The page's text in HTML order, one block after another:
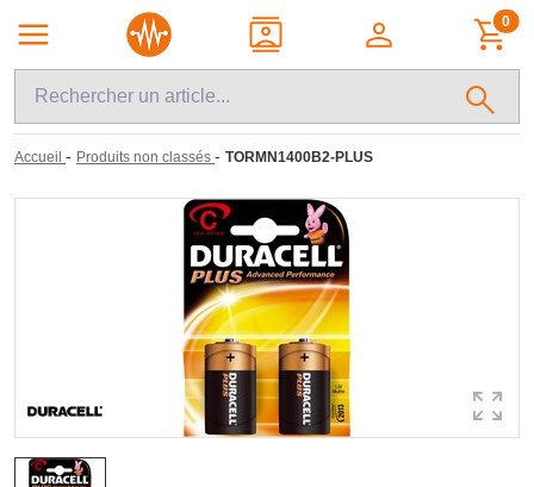
0
Accueil - Produits non classés - TORMN1400B2-PLUS